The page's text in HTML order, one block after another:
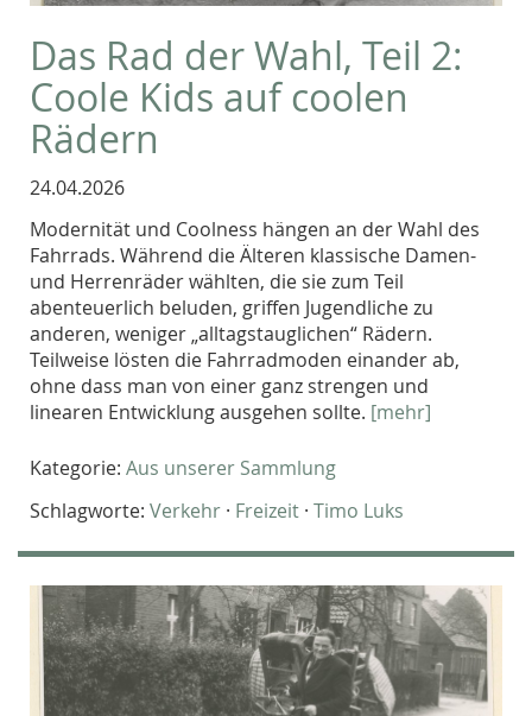
Das Rad der Wahl, Teil 2:
Coole Kids auf coolen
Rädern
24.04.2026
Modernität und Coolness hängen an der Wahl des
Fahrrads. Während die Älteren klassische Damen-
und Herrenräder wählten, die sie zum Teil
abenteuerlich beluden, griffen Jugendliche zu
anderen, weniger „alltagstauglichen“ Rädern.
Teilweise lösten die Fahrradmoden einander ab,
ohne dass man von einer ganz strengen und
linearen Entwicklung ausgehen sollte. [mehr]
Kategorie: Aus unserer Sammlung
Schlagworte: Verkehr · Freizeit · Timo Luks